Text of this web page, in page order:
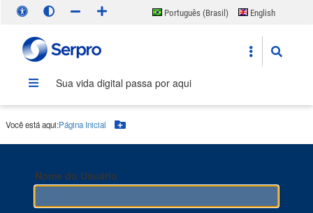
Português (Brasil)
English
Sua vida digital passa por aqui
Você está aqui:Página Inicial Botão Menu
Nome do Usuário